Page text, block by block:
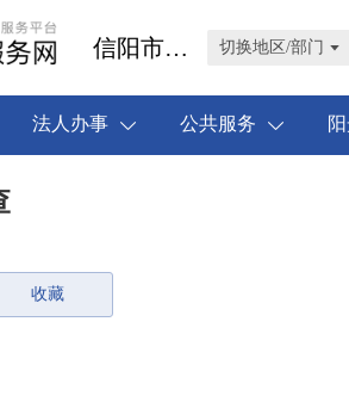
信阳市固始县 切换地区/部门
法人办事 公共服务
收藏